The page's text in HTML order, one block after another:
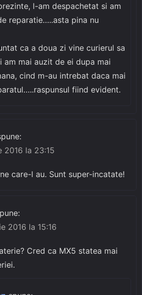
l-am despachetat si am
reparatie…..asta pina nu
ca a doua zi vine curierul sa
mai auzit de ei dupa mai
cind m-au intrebat daca mai
fiind evident.
2016 la 23:15
care-l au. Sunt super-incatate!
2016 la 15:16
Cred ca MX5 statea mai